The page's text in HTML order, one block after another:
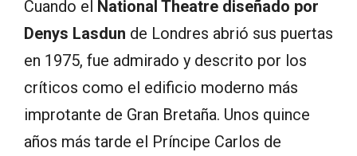
Cuando el National Theatre diseñado por
Denys Lasdun de Londres abrió sus puertas
en 1975, fue admirado y descrito por los
críticos como el edificio moderno más
improtante de Gran Bretaña. Unos quince
años más tarde el Príncipe Carlos de